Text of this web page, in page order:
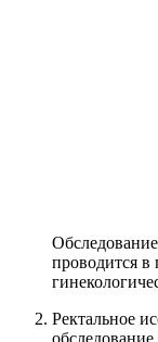
проводится
Ректальное